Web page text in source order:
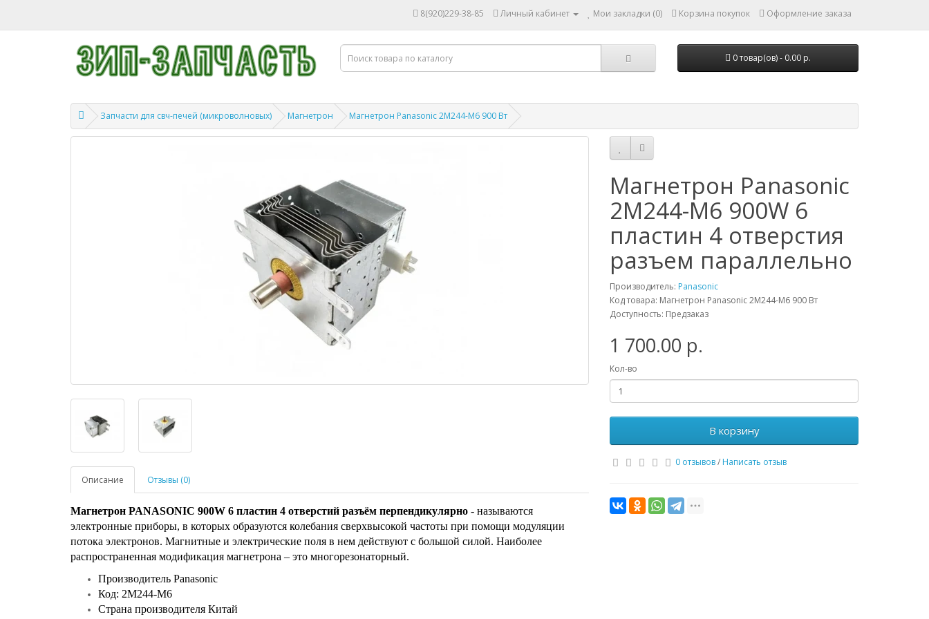
8(920)229-38-85 Личный кабинет Мои закладки (0) Корзина покупок Оформление заказа
0 товар(ов) - 0.00 р.
Запчасти для свч-печей (микроволновых) Магнетрон Магнетрон Panasonic 2M244-M6 900 Вт
Описание Отзывы (0)
Магнетрон PANASONIC 900W 6 пластин 4 отверстий разъём перпендикулярно - называются
электронные приборы, в которых образуются колебания сверхвысокой частоты при помощи модуляции
потока электронов. Магнитные и электрические поля в нем действуют с большой силой. Наиболее
распространенная модификация магнетрона – это многорезонаторный.
Производитель Panasonic
Код: 2M244-M6
Страна производителя Китай
Магнетрон Panasonic
2M244-M6 900W 6
пластин 4 отверстия
разъем параллельно
Производитель: Panasonic
Код товара: Магнетрон Panasonic 2M244-M6 900 Вт
Доступность: Предзаказ
1 700.00 р.
Кол-во
В корзину
0 отзывов/ Написать отзыв